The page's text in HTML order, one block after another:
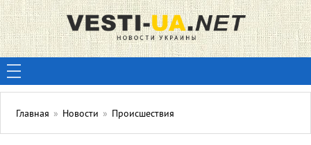
Главная » Новости » Происшествия